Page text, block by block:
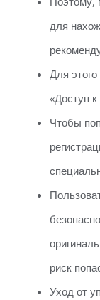
для
Для
«Доступ к
Чтобы
риск
Уход от